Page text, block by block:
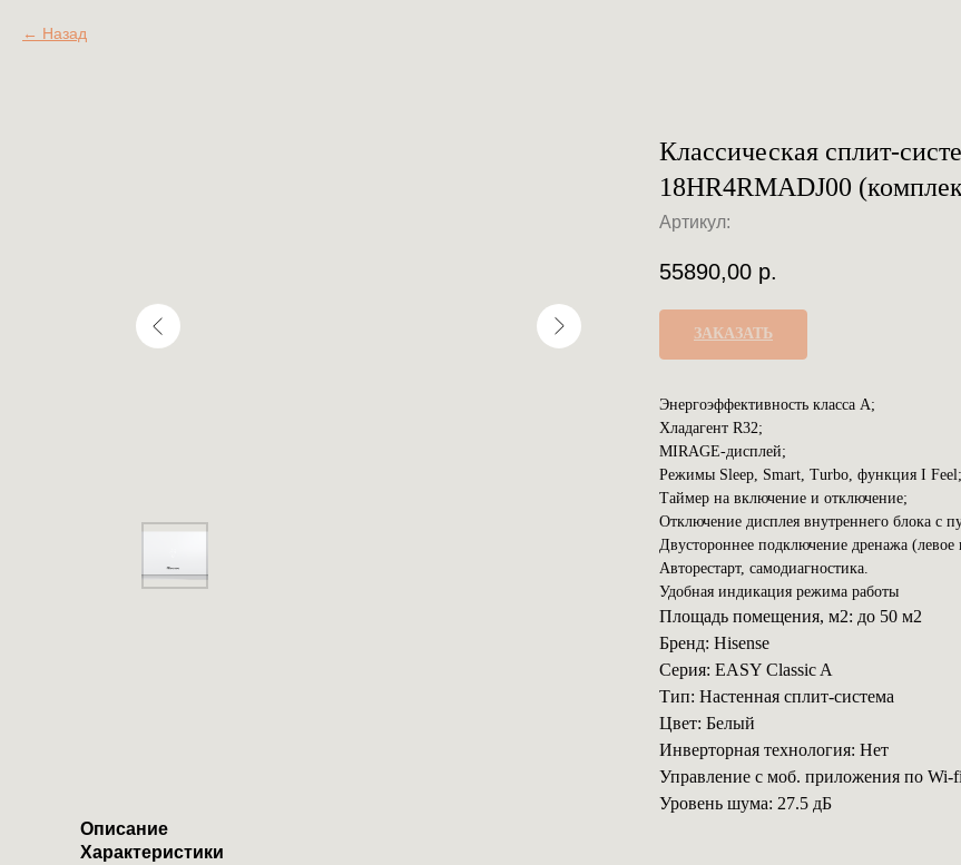
Назад
Классическая сплит-
18HR4RMADJ00
Артикул:
55890,00 р.
ЗАКАЗАТЬ
Энергоэффективность класса А;
Хладагент R32;
MIRAGE-дисплей;
Режимы Sleep, Smart, Turbo, функция I Feel;
Таймер на включение и отключение;
Отключение дисплея внутреннего блока с
Двустороннее подключение дренажа (левое
Авторестарт, самодиагностика.
Удобная индикация режима работы
Площадь помещения, м2: до 50 м2
Бренд: Hisense
Серия: EASY Classic A
Тип: Настенная сплит-система
Цвет: Белый
Инверторная технология: Нет
Управление с моб. приложения по Wi-
Уровень шума: 27.5 дБ
Описание
Характеристики